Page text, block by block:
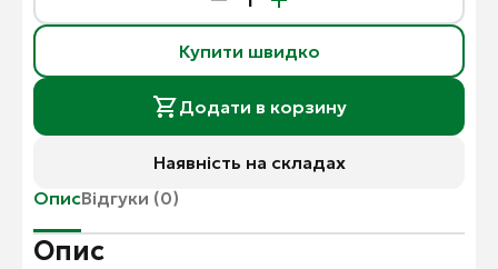
Купити швидко
Додати в корзину
Наявність на складах
ОписВідгуки (0)
Опис